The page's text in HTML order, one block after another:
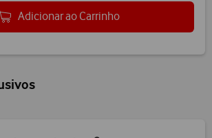
Adicionar ao Carrinho